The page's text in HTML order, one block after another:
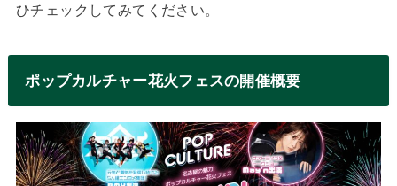
ひチェックしてみてください。
ポップカルチャー花火フェスの開催概要